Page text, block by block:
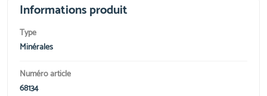
Informations produit
Type
Minérales
Numéro article
68134